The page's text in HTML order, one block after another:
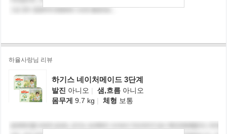
하율사랑님 리뷰
하기스 네이처메이드 3단계
발진 아니오 | 샘,흐름 아니오
몸무게 9.7 kg | 체형 보통